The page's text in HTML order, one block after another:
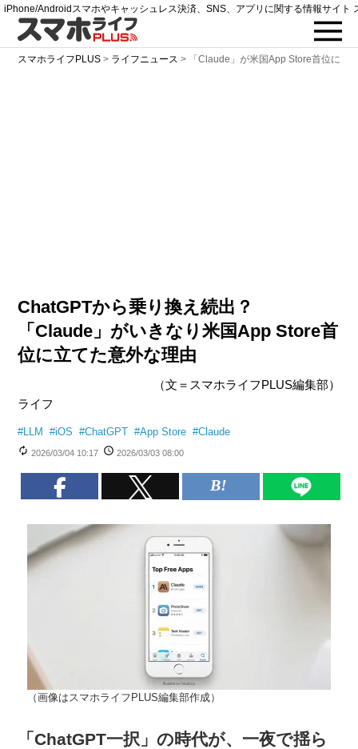
iPhone/Androidスマホやキャッシュレス決済、SNS、アプリに関する情報サイト
スマホライフPLUS > ライフニュース > 「Claude」が米国App Store首位に立
ChatGPTから乗り換え続出？
「Claude」がいきなり米国App Store首
位に立てた意外な理由
（文＝スマホライフPLUS編集部）
ライフ
#LLM #iOS #ChatGPT #App Store #Claude
2026/03/04 10:17 2026/03/03 08:00
（画像はスマホライフPLUS編集部作成）
「ChatGPT一択」の時代が、一夜で揺ら